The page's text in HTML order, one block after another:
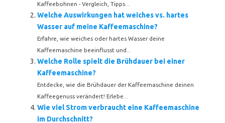
Kaffeebohnen - Vergleich, Tipps...
Welche Auswirkungen hat weiches vs. hartes
Wasser auf meine Kaffeemaschine?
Erfahre, wie weiches oder hartes Wasser deine
Kaffeemaschine beeinflusst und...
Welche Rolle spielt die Brühdauer bei einer
Kaffeemaschine?
Entdecke, wie die Brühdauer der Kaffeemaschine deinen
Kaffeegenuss verändert! Erlebe...
Wie viel Strom verbraucht eine Kaffeemaschine
im Durchschnitt?